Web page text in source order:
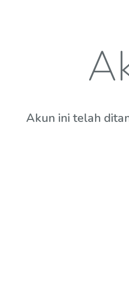
Akun ini telah